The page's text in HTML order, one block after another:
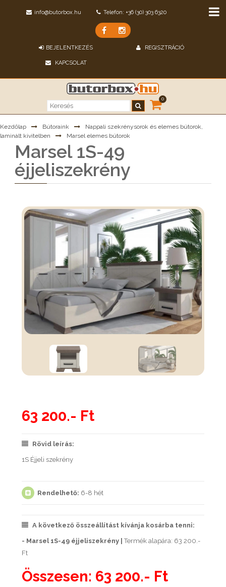
info@butorbox.hu Telefon: +36 (30) 303 6320
BEJELENTKEZÉS REGISZTRÁCIÓ
KAPCSOLAT
0
Kezdőlap Bútoraink
Nappali szekrénysorok és elemes bútorok,
laminált kivitelben
Marsel elemes bútorok
Marsel 1S-49
éjjeliszekrény
63 200.- Ft
Rövid leírás:
1S Éjjeli szekrény
Rendelhető: 6-8 hét
A következő összeállítást kívánja kosárba tenni:
- Marsel 1S-49 éjjeliszekrény |Termék alapára: 63 200.-
Ft
Összesen: 63 200.- Ft